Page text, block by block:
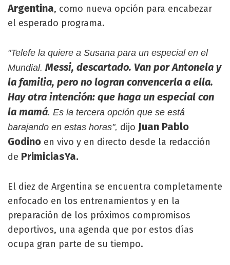
Argentina, como nueva opción para encabezar
el esperado programa.
"Telefe la quiere a Susana para un especial en el
Mundial. Messi, descartado. Van por Antonela y
la familia, pero no logran convencerla a ella.
Hay otra intención: que haga un especial con
la mamá. Es la tercera opción que se está
barajando en estas horas", dijo Juan Pablo
Godino en vivo y en directo desde la redacción
de PrimiciasYa.
El diez de Argentina se encuentra completamente
enfocado en los entrenamientos y en la
preparación de los próximos compromisos
deportivos, una agenda que por estos días
ocupa gran parte de su tiempo.